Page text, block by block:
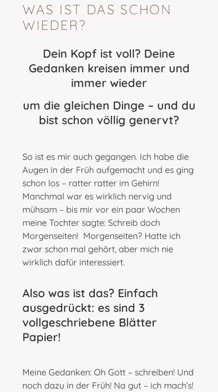
WAS IST DAS SCHON
WIEDER?
Dein Kopf ist voll? Deine
Gedanken kreisen immer und
immer wieder
um die gleichen Dinge – und du
bist schon völlig genervt?
So ist es mir auch gegangen. Ich habe die
Augen in der Früh aufgemacht und es ging
schon los – ratter ratter im Gehirn!
Manchmal war es wirklich nervig und
mühsam – bis mir vor ein paar Wochen
meine Tochter sagte: Schreib doch
Morgenseiten! Morgenseiten? Hatte ich
zwar schon mal gehört, aber mich nie
wirklich dafür interessiert.
Also was ist das? Einfach
ausgedrückt: es sind 3
vollgeschriebene Blätter
Papier!
Meine Gedanken: Oh Gott – schreiben! Und
noch dazu in der Früh! Na gut – ich mach’s!